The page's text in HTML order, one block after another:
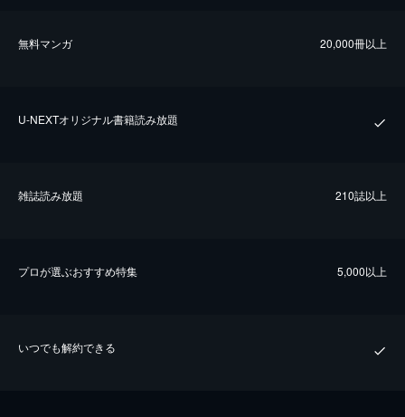
無料マンガ 20,000冊以上
U-NEXTオリジナル書籍読み放題
雑誌読み放題 210誌以上
プロが選ぶおすすめ特集 5,000以上
いつでも解約できる